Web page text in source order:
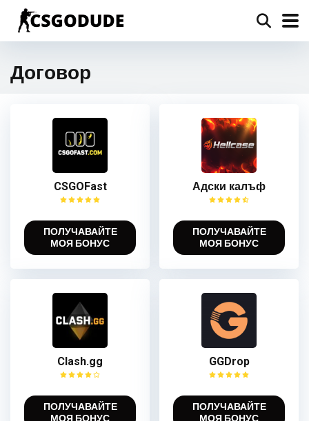
Договор
CSGOFast
ПОЛУЧАВАЙТЕ
МОЯ БОНУС
Адски калъф
ПОЛУЧАВАЙТЕ
МОЯ БОНУС
Clash.gg
ПОЛУЧАВАЙТЕ
МОЯ БОНУС
GGDrop
ПОЛУЧАВАЙТЕ
МОЯ БОНУС